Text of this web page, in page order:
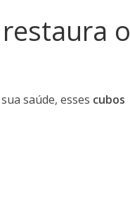
o
saúde, esses cubos